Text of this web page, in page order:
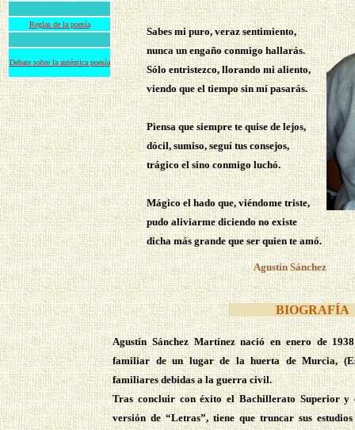
Reglas de la poesía
Debate sobre la auténtica poesía
Sabes mi puro, veraz sentimiento,
nunca un engaño conmigo hallarás.
Sólo entristezco, llorando mi aliento,
viendo que el tiempo sin mí pasarás.
Piensa que siempre te quise de lejos,
dócil, sumiso, seguí tus consejos,
trágico el sino conmigo luchó.
Mágico el hado que, viéndome triste,
pudo aliviarme diciendo no existe
dicha más grande que ser quien te amó.
Agustín Sánchez
Agustín Sánchez Martínez nació en enero de
familiar de un lugar de la huerta de Murcia,
familiares debidas a la guerra civil.
Tras concluir con éxito el Bachillerato Superior y
versión de “Letras”, tiene que truncar sus